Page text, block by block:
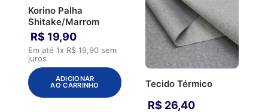
Korino Palha
Shitake/Marrom
R$ 19,90
Em até1x R$ 19,90 sem
juros
ADICIONAR
AO CARRINHO Tecido Térmico
R$ 26,40